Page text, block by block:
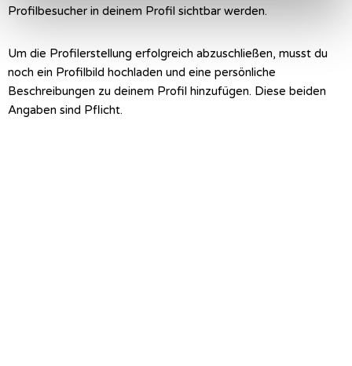
Profilbesucher in deinem Profil sichtbar werden.
Um die Profilerstellung erfolgreich abzuschließen, musst du
noch ein Profilbild hochladen und eine persönliche
Beschreibungen zu deinem Profil hinzufügen. Diese beiden
Angaben sind Pflicht.